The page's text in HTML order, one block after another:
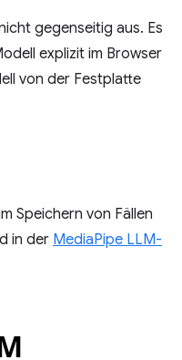
gegenseitig aus. Es
explizit im Browser
von der Festplatte
Speichern von Fällen
in der MediaPipe LLM-